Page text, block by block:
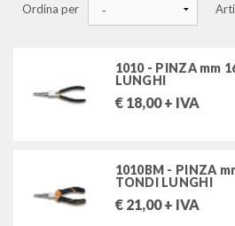
chiavi a bussola e accessori
giraviti, cacciaviti, chiavi maschio
pinze universali
Ordina per
1010 - PINZA mm
LUNGHI
€ 18,00+ IVA
1010BM - PINZA
TONDI LUNGHI
€ 21,00+ IVA